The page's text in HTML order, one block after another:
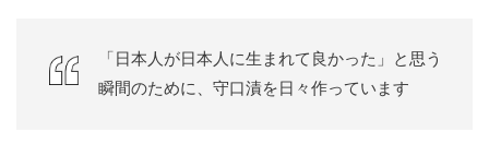
「日本人が日本人に生まれて良かった」と思う
瞬間のために、守口漬を日々作っています